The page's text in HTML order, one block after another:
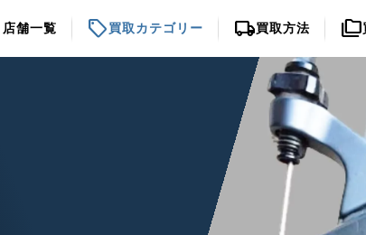
店舗一覧 sell買取カテゴリー local_shipping買取方法 folder_copy